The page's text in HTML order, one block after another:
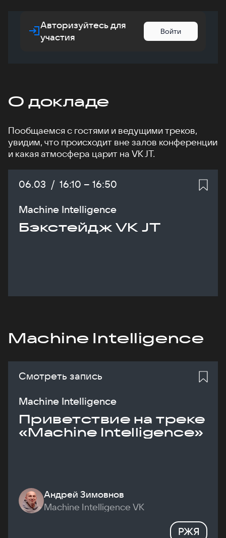
Авторизуйтесь для
участия
Войти
О докладе
Пообщаемся с гостями и ведущими треков,
увидим, что происходит вне залов конференции
и какая атмосфера царит на VK JT.
Дата:
06.03 / Начало:
16:10 – Конец:
16:50
Machine Intelligence
Бэкстейдж VK JT
Machine Intelligence
Смотреть запись
Machine Intelligence
Приветствие на треке
«Machine Intelligence»
Андрей Зимовнов
Machine Intelligence VK
РЖЯ